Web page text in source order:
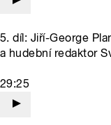
5. díl: Jiří-George
a hudební redaktor
29:25